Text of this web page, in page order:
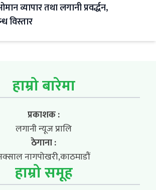
व्यापार तथा लगानी प्रवर्द्धन,
विस्तार
हाम्रो बारेमा
प्रकाशक :
लगानी न्यूज प्रालि
ठेगाना :
नागपोखरी,काठमाडौं
हाम्रो समूह